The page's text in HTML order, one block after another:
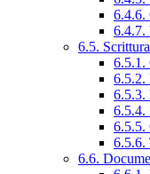
6.4.6.
6.4.7.
6.5.
6.5.1.
6.5.2.
6.5.3.
6.5.4.
6.5.5.
6.5.6.
6.6.